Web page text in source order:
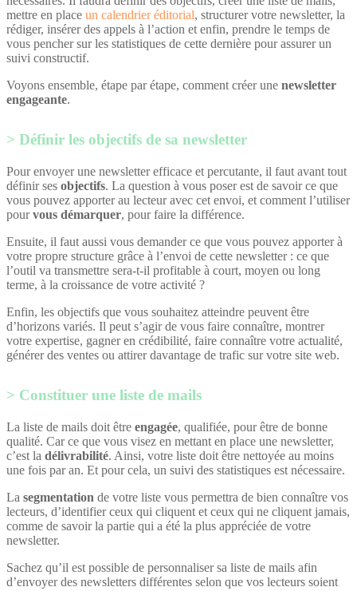
mettre en place un calendrier éditorial, structurer votre newsletter, la
rédiger, insérer des appels à l’action et enfin, prendre le temps de
vous pencher sur les statistiques de cette dernière pour assurer un
suivi constructif.
Voyons ensemble, étape par étape, comment créer une newsletter
engageante.
Définir les objectifs de sa newsletter
Pour envoyer une newsletter efficace et percutante, il faut avant tout
définir ses objectifs. La question à vous poser est de savoir ce que
vous pouvez apporter au lecteur avec cet envoi, et comment l’utiliser
pourvous démarquer, pour faire la différence.
Ensuite, il faut aussi vous demander ce que vous pouvez apporter à
votre propre structure grâce à l’envoi de cette newsletter : ce que
l’outil va transmettre sera-t-il profitable à court, moyen ou long
terme, à la croissance de votre activité ?
Enfin, les objectifs que vous souhaitez atteindre peuvent être
d’horizons variés. Il peut s’agir de vous faire connaître, montrer
votre expertise, gagner en crédibilité, faire connaître votre actualité,
générer des ventes ou attirer davantage de trafic sur votre site web.
Constituer une liste de mails
La liste de mails doit être engagée, qualifiée, pour être de bonne
qualité. Car ce que vous visez en mettant en place une newsletter,
c’est la délivrabilité. Ainsi, votre liste doit être nettoyée au moins
une fois par an. Et pour cela, un suivi des statistiques est nécessaire.
La segmentation de votre liste vous permettra de bien connaître vos
lecteurs, d’identifier ceux qui cliquent et ceux qui ne cliquent jamais,
comme de savoir la partie qui a été la plus appréciée de votre
newsletter.
Sachez qu’il est possible de personnaliser sa liste de mails afin
d’envoyer des newsletters différentes selon que vos lecteurs soient